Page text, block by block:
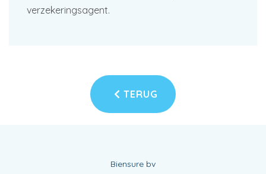
verzekeringsagent.
TERUG
Biensure bv